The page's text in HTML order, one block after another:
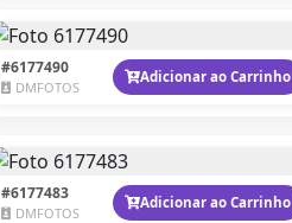
#6177490
DMFOTOS
Adicionar ao Carrinho
#6177483
DMFOTOS
Adicionar ao Carrinho